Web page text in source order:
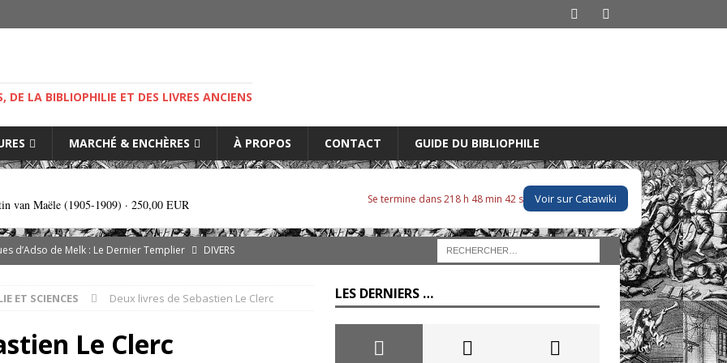
DE LA BIBLIOPHILIE ET DES LIVRES ANCIENS
MARCHÉ & ENCHÈRES À PROPOS CONTACT GUIDE DU BIBLIOPHILE
van Maële (1905-1909) ·250,00 EUR Se termine dans 218 h 48 min 41 s Voir sur Catawiki
d’Adso de Melk : Le Dernier Templier
DIVERS
: le vendeur, l’expert et la plateforme… comment s’y
ET SCIENCES Deux livres de Sebastien Le Clerc
Le Clerc
LES DERNIERS …